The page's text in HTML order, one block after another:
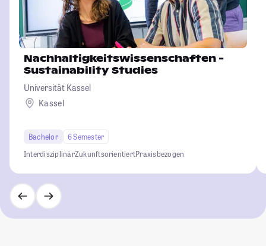
Nachhaltigkeitswissenschaften -
Sustainability Studies
Universität Kassel
Kassel
Bachelor
6 Semester
InterdisziplinärZukunftsorientiertPraxisbezogen